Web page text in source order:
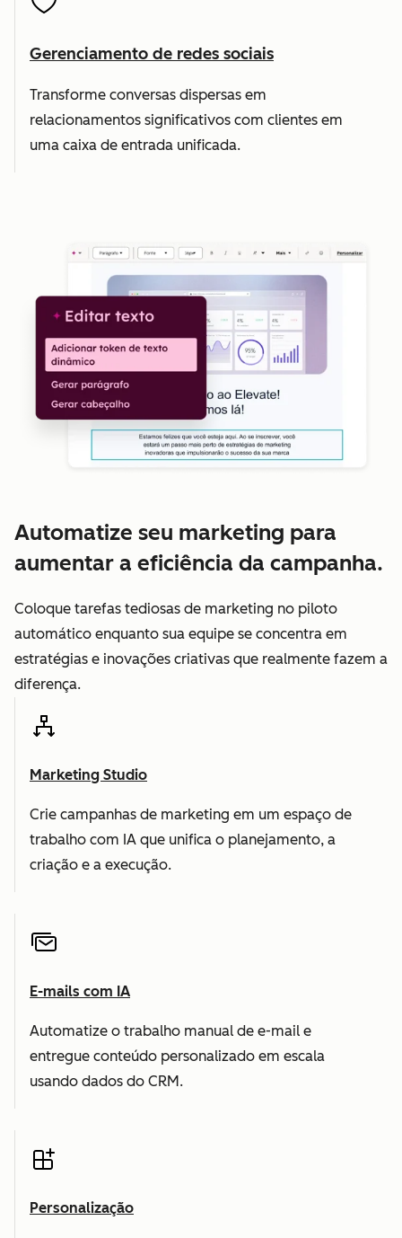
Gerenciamento de redes sociais
Transforme conversas dispersas em
relacionamentos significativos com clientes em
uma caixa de entrada unificada.
Automatize seu marketing para
aumentar a eficiência da campanha.
Coloque tarefas tediosas de marketing no piloto
automático enquanto sua equipe se concentra em
estratégias e inovações criativas que realmente fazem a
diferença.
Marketing Studio
Crie campanhas de marketing em um espaço de
trabalho com IA que unifica o planejamento, a
criação e a execução.
E-mails com IA
Automatize o trabalho manual de e-mail e
entregue conteúdo personalizado em escala
usando dados do CRM.
Personalização